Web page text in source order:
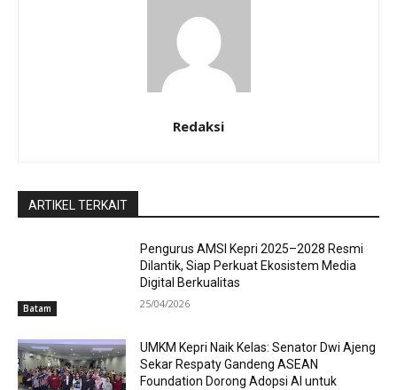
Redaksi
ARTIKEL TERKAIT
Batam
Pengurus AMSI Kepri 2025–2028 Resmi
Dilantik, Siap Perkuat Ekosistem Media
Digital Berkualitas
25/04/2026
UMKM Kepri Naik Kelas: Senator Dwi Ajeng
Sekar Respaty Gandeng ASEAN
Foundation Dorong Adopsi AI untuk